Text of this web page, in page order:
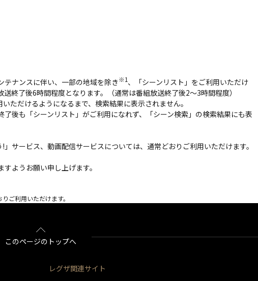
テナンスに伴い、一部の地域を除き※1、「シーンリスト」をご利用いただけ
終了後6時間程度となります。（通常は番組放送終了後2～3時間程度）
ただけるようになるまで、検索結果に表示されません。
後も「シーンリスト」がご利用になれず、「シーン検索」の検索結果にも表
サービス、動画配信サービスについては、通常どおりご利用いただけます。
ようお願い申し上げます。
ご利用いただけます。
このページのトップへ
レグザ関連サイト